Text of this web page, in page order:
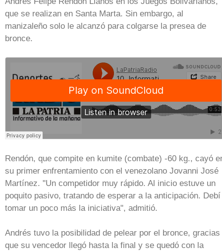
que se realizan en Santa Marta. Sin embargo, al
manizaleño solo le alcanzó para colgarse la presea de
bronce.
Rendón, que compite en kumite (combate) -60 kg., cayó
su primer enfrentamiento con el venezolano Jovanni José
Martínez. "Un competidor muy rápido. Al inicio estuve un
poquito pasivo, tratando de esperar a la anticipación. Debí
tomar un poco más la iniciativa", admitió.
Andrés tuvo la posibilidad de pelear por el bronce, gracias
que su vencedor llegó hasta la final y se quedó con la